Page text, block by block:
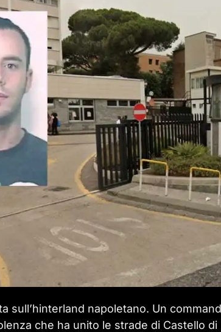
sull’hinterland napoletano. Un
che ha unito le strade di Castello di